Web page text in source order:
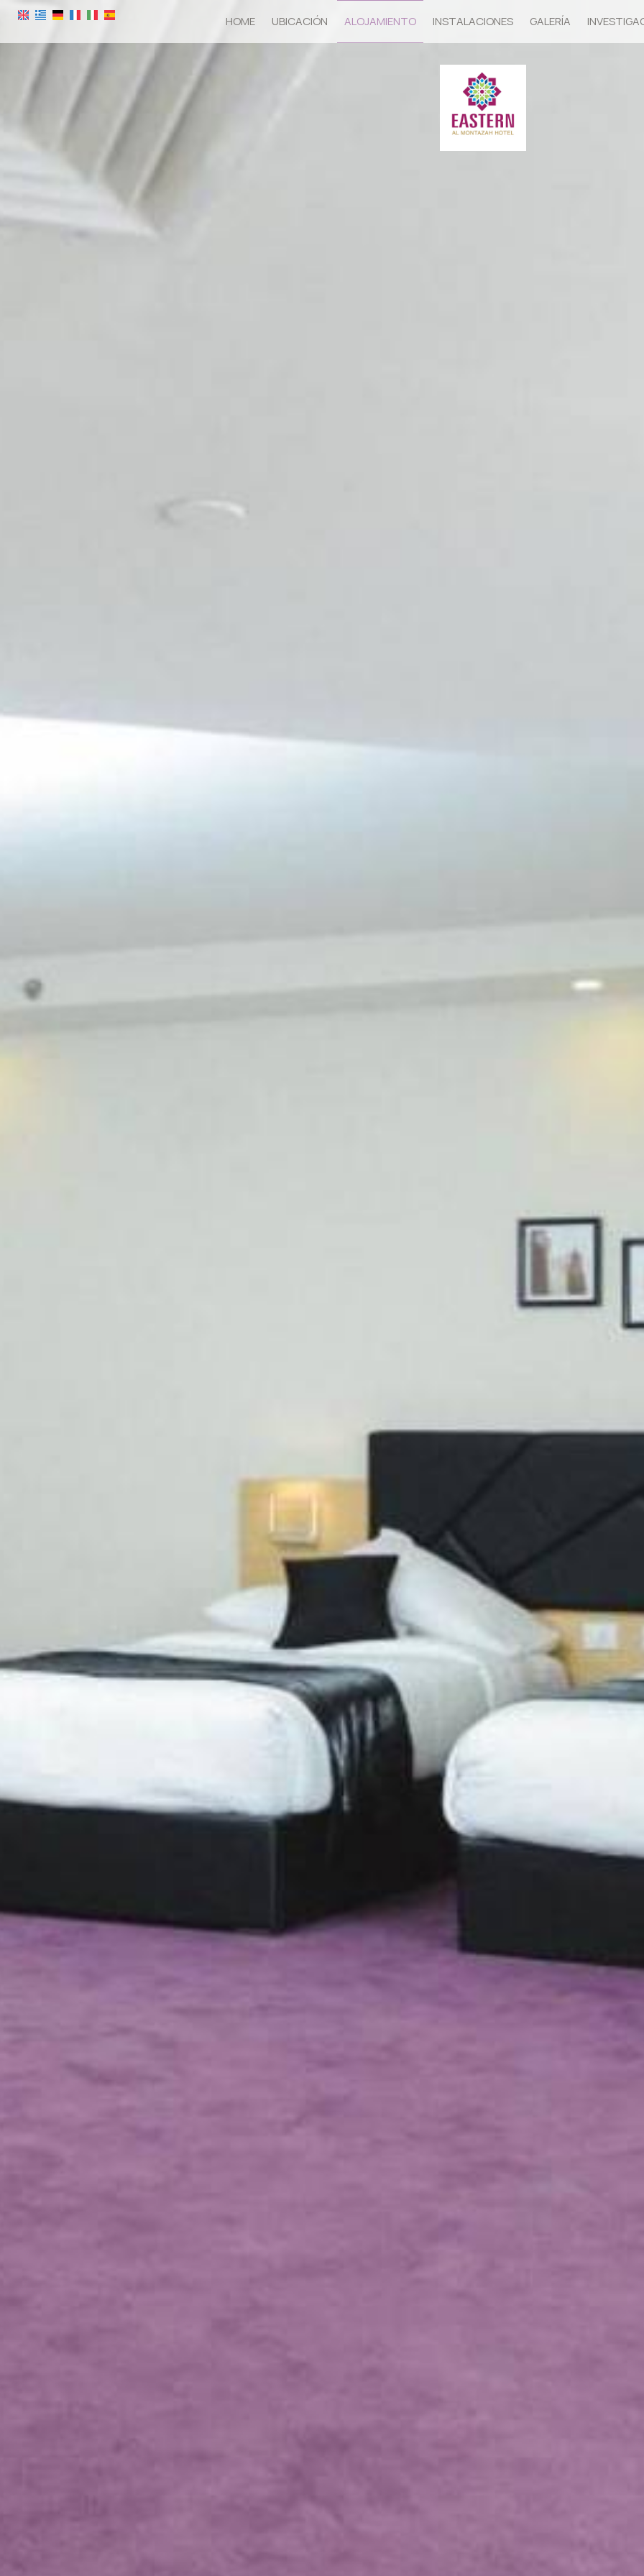
HOME UBICACIÓN ALOJAMIENTO INSTALACIONES GALERÍA